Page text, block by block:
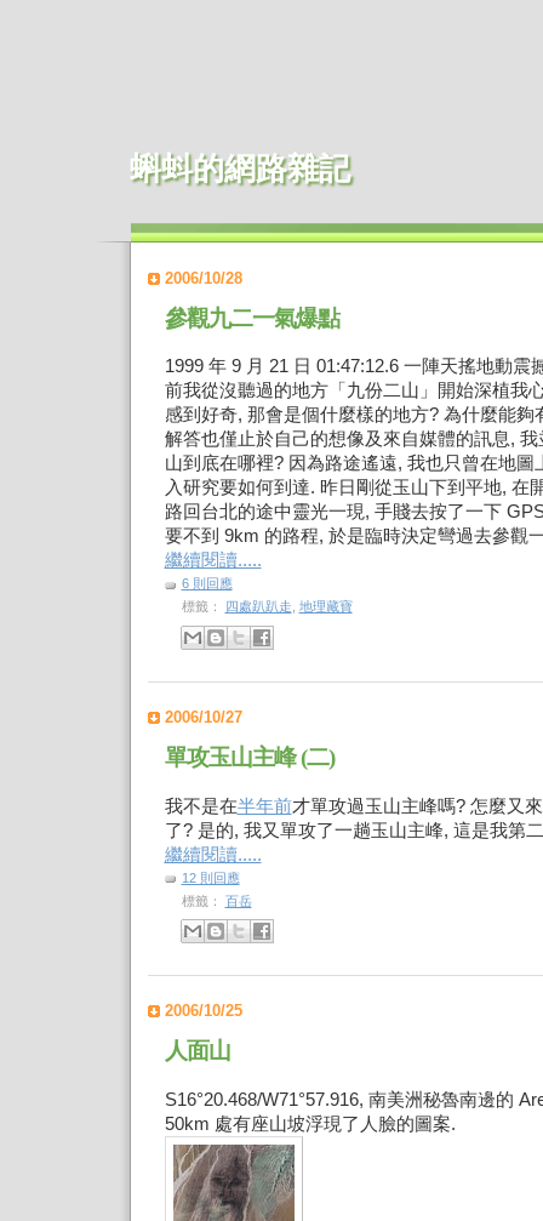
蝌蚪的網路雜記
2006/10/28
參觀九二一氣爆點
1999 年 9 月 21 日 01:47:12.6 一陣天搖地動震
前我從沒聽過的地方「九份二山」開始深植我
感到好奇, 那會是個什麼樣的地方? 為什麼能夠
解答也僅止於自己的想像及來自媒體的訊息,
山到底在哪裡? 因為路途遙遠, 我也只曾在地圖
入研究要如何到達. 昨日剛從玉山下到平地, 在
路回台北的途中靈光一現, 手賤去按了一下
要不到 9km 的路程, 於是臨時決定彎過去參觀
繼續閱讀.....
6 則回應
標籤：
四處趴趴走, 地理藏寶
2006/10/27
單攻玉山主峰 (二)
我不是在半年前才單攻過玉山主峰嗎? 怎麼又
了? 是的, 我又單攻了一趟玉山主峰, 這是我第
繼續閱讀.....
12 則回應
標籤： 百岳
2006/10/25
人面山
S16°20.468/W71°57.916, 南美洲秘魯南邊的
50km 處有座山坡浮現了人臉的圖案.